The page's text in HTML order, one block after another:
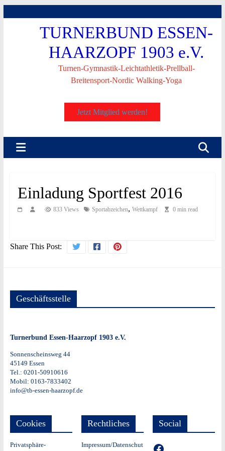
TURNERBUND ESSEN-
HAARZOPF 1903 e.V.
Turnen-Gymnastik-Leichtathletik-Prellball-
Breitensport-Nordic Walking-Yoga
Jetzt Mitglied werden!
Einladung Sportfest 2016
833 Views Sportabzeichen, Wettkampf 0 min read
Share This Post:
Geschäftsstelle
Turnerbund Essen-Haarzopf 1903 e.V.
Sonnenscheinsweg 44
45149 Essen
Tel.: 0201-50910616
Mobil: 0163-7833402
info@tb-essen-haarzopf.de
Cookies
Privatsphäre-
Rechtliches
Impressum/Datenschut
Social
TB auf Facebook